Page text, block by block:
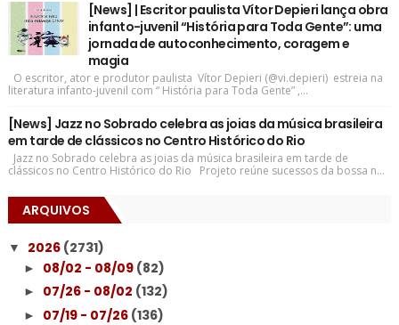
[News] | Escritor paulista Vítor Depieri lança obra
infanto-juvenil “História para Toda Gente”: uma
jornada de autoconhecimento, coragem e
magia
O escritor, ator e produtor paulista Vítor Depieri (@vi.depieri) estreia na
literatura infanto-juvenil com “ História para Toda Gente” ,...
[News] Jazz no Sobrado celebra as joias da música brasileira
em tarde de clássicos no Centro Histórico do Rio
Jazz no Sobrado celebra as joias da música brasileira em tarde de
clássicos no Centro Histórico do Rio Projeto reúne sucessos da bossa n...
ARQUIVOS
▼ 2026 (2731)
► 08/02 - 08/09 (82)
► 07/26 - 08/02 (132)
► 07/19 - 07/26 (136)